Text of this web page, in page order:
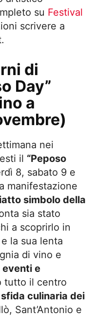
su Festival
scrivere a
.
di
Day”
a
nei
il “Peposo
8, sabato 9 e
manifestazione
simbolo della
sia stato
a scoprirlo in
la sua lenta
di vino e
eventi e
tutto il centro
sfida culinaria dei
Sant’Antonio e